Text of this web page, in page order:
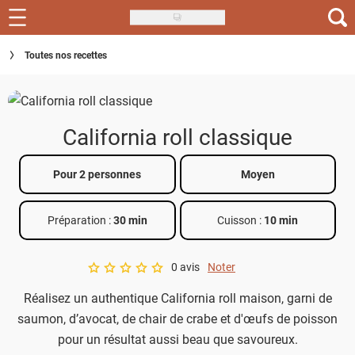
Skip
to
main
Recettes
Inspirations
Menu de la semaine
Actus
Téléchargez l'app Saveurs Recettes
Guide d'achat
Toutes nos recettes
California roll classique
Pour 2 personnes Moyen
Préparation :30 min Cuisson : 10 min
A star rating of 0 out of 5.
0 avis Noter
Réalisez un authentique California roll maison, garni de
saumon, d’avocat, de chair de crabe et d'œufs de poisson
pour un résultat aussi beau que savoureux.